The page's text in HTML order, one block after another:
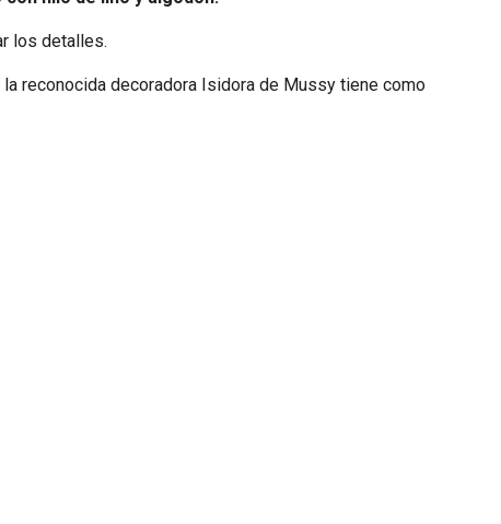
los detalles.
reconocida decoradora Isidora de Mussy tiene como